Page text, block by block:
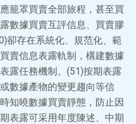
籠罩買賣全部旅程，甚至買
數據買賣互評信息、買賣膠
卻存在系統化、規范化、範
賣信息表露軌制，構建數據
露任務機制。(51)按期表露
數據產物的變更趨向等信
知曉數據買賣靜態，防止因
表露可采用年度陳述、中期